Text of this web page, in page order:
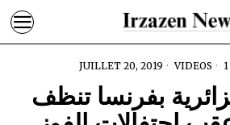
JUILLET 20, 2019 VIDEOS
بفرنسا تنظف